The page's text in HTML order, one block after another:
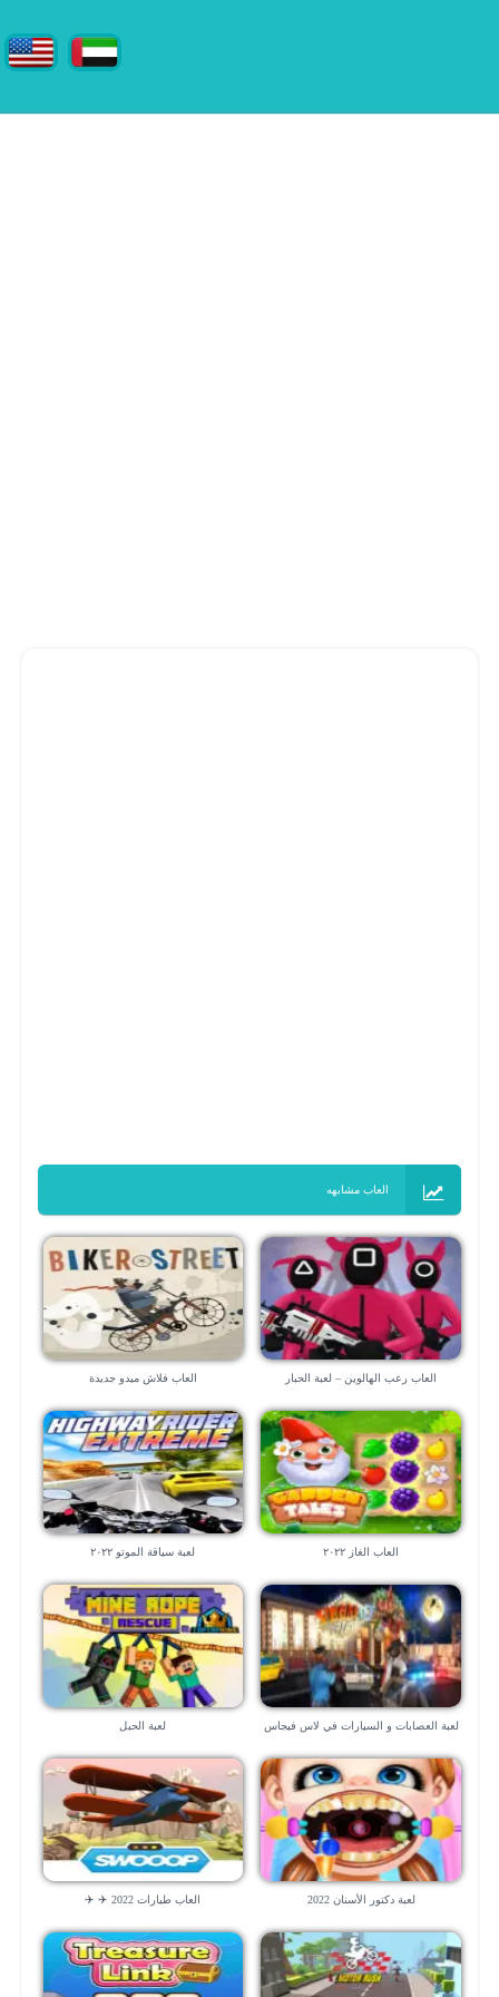
العاب مشابهه
العاب رعب الهالوين – لعبة الحبار العاب فلاش ميدو جديدة
العاب الغاز ٢٠٢٢ لعبة سياقة الموتو ٢٠٢٢
لعبة العصابات و السيارات في لاس فيجاس
لعبة الحبل
لعبة دكتور الأسنان 2022 العاب طيارات 2022 ✈️ ✈️